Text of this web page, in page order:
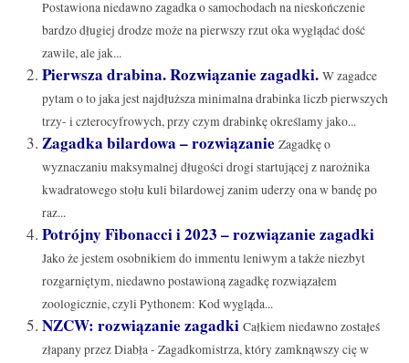
Postawiona niedawno zagadka o samochodach na nieskończenie
bardzo długiej drodze może na pierwszy rzut oka wyglądać dość
zawile, ale jak...
Pierwsza drabina. Rozwiązanie zagadki. W zagadce
pytam o to jaka jest najdłuższa minimalna drabinka liczb pierwszych
trzy- i czterocyfrowych, przy czym drabinkę określamy jako...
Zagadka bilardowa – rozwiązanie Zagadkę o
wyznaczaniu maksymalnej długości drogi startującej z narożnika
kwadratowego stołu kuli bilardowej zanim uderzy ona w bandę po
raz...
Potrójny Fibonacci i 2023 – rozwiązanie zagadki
Jako że jestem osobnikiem do immentu leniwym a także niezbyt
rozgarniętym, niedawno postawioną zagadkę rozwiązałem
zoologicznie, czyli Pythonem: Kod wygląda...
NZCW: rozwiązanie zagadki Całkiem niedawno zostałeś
złapany przez Diabła - Zagadkomistrza, który zamknąwszy cię w